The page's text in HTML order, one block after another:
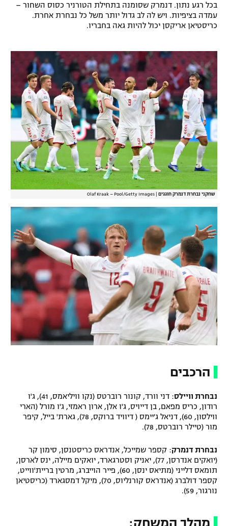
בכל רגע נתון. דנמרק שסומנה בתחילת הטורניר כסוס השחור –
עמדה בציפיות. ויש לה לב גדול יותר משל כל נבחרת אחרת.
כריסטיאן אריקסן יכול להיות גאה בחבריו.
שחקני נבחרת דנמרק חוגגים Olaf Kraak – Pool/Getty Images
הרכבים
נבחרת וויילס
: דני וורד, קונור רוברטס (נקו וויליאמס, 41), ג'ו
רודון, כריס מפאם, בן דייויס, ג'ו אלן, ארון ראמזי, ג'ו מורל (הארי
ווילסון, 60), דניאל ג'יימס ( דיוויד ברוקס, 78), גארת' בייל, קיפר
מור (טיילר רוברטס, 78).
נבחרת דנמרק: קספר שמייכל, אנדראס כריסטנסן, סימון קר
(יואקים אנדרסן, 77), יאניק וסטרגארד, יואקים מיילה, ינס לארסן,
תומאס דלייני (מתיאס ינסן, 60), פייר הוייברג, מרטין בריית'ווייט,
קספר דולברג (אנדראס קורנליוס, 70), מיקל דמסגארד (כריסטיאן
נורגור, 59).
מהלך המשחק: